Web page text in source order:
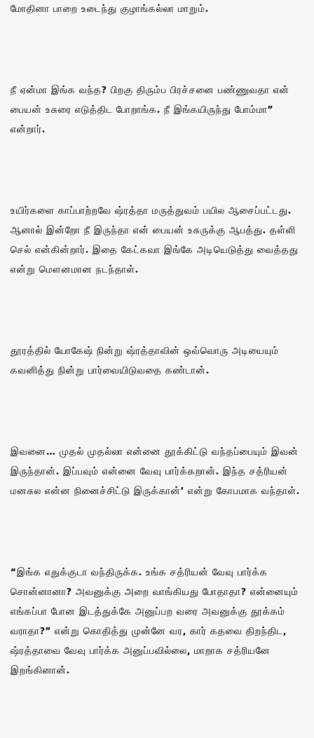
மோதினா பாறை உடைந்து குழாங்கல்லா மாறும்.
நீ ஏன்மா இங்க வந்த? பிறகு திரும்ப பிரச்சனை பண்ணுவதா என்
பையன் உசுரை எடுத்திட போறாங்க. நீ இங்கயிருந்து போம்மா”
என்றார்.
உயிர்களை காப்பாற்றவே ஷ்ரத்தா மருத்துவம் பயில ஆசைப்பட்டது.
ஆனால் இன்றோ நீ இருந்தா என் பையன் உசுருக்கு ஆபத்து. தள்ளி
செல் என்கின்றார். இதை கேட்கவா இங்கே அடியெடுத்து வைத்தது
என்று மௌனமான நடந்தாள்.
தூரத்தில் யோகேஷ் நின்று ஷ்ரத்தாவின் ஒவ்வொரு அடியையும்
கவனித்து நின்று பார்வையிடுவதை கண்டான்.
இவனை… முதல் முதல்லா என்னை தூக்கிட்டு வந்தப்பையும் இவன்
இருந்தான். இப்பவும் என்னை வேவு பார்க்கறான். இந்த சத்ரியன்
மனசுல என்ன நினைச்சிட்டு இருக்கான்’ என்று கோபமாக வந்தாள்.
“இங்க எதுக்குடா வந்திருக்க. உங்க சத்ரியன் வேவு பார்க்க
சொன்னானா? அவனுக்கு அறை வாங்கியது போதாதா? என்னையும்
எங்கப்பா போன இடத்துக்கே அனுப்பற வரை அவனுக்கு தூக்கம்
வராதா?” என்று கொதித்து முன்னே வர, கார் கதவை திறந்திட,
ஷ்ரத்தாவை வேவு பார்க்க அனுப்பவில்லை, மாறாக சத்ரியனே
இறங்கினான்.